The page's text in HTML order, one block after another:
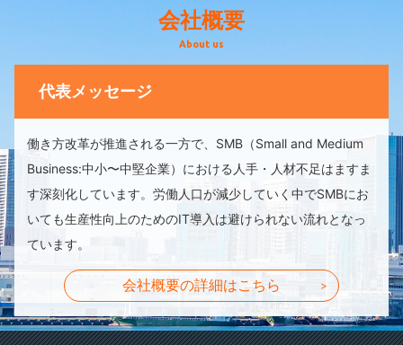
会社概要
About us
代表メッセージ
働き方改革が推進される一方で、SMB（Small and Medium
Business:中小〜中堅企業）における人手・人材不足はますま
す深刻化しています。労働人口が減少していく中でSMBにお
いても生産性向上のためのIT導入は避けられない流れとなっ
ています。
会社概要の詳細はこちら